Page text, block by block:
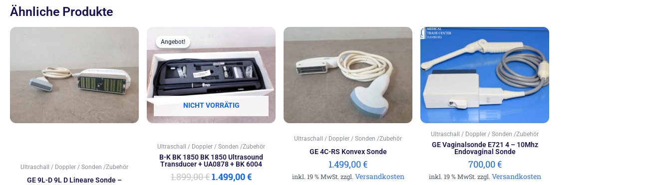
Ähnliche Produkte
Ultraschall / Doppler / Sonden /Zubehör
GE 9L-D 9L D Lineare Sonde –
Angebot!
NICHT VORRÄTIG
Angebot!
Ultraschall / Doppler / Sonden /Zubehör
B-K BK 1850 BK 1850 Ultrasound
Transducer + UA0878 + BK 6004
1.899,00€
Ursprünglicher
war:
1.899,00 €
1.499,00€
Aktueller
Preis
ist:
1.499,00 €.
Ultraschall / Doppler / Sonden /Zubehör
GE 4C-RS Konvex Sonde
1.499,00€
inkl. 19 % MwSt. zzgl. Versandkosten
Ultraschall / Doppler / Sonden /Zubehör
GE Vaginalsonde E721 4 – 10Mhz
Endovaginal Sonde
700,00€
inkl. 19 % MwSt. zzgl. Versandkosten